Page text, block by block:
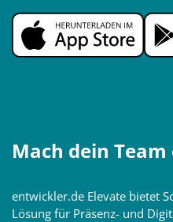
Mach dein
entwickler.de Elevate bietet
Lösung für Präsenz- und